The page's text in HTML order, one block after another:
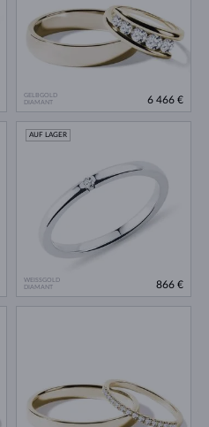
GELBGOLD
DIAMANT
6 466 €
WEISSGOLD
DIAMANT
AUF LAGER
866 €